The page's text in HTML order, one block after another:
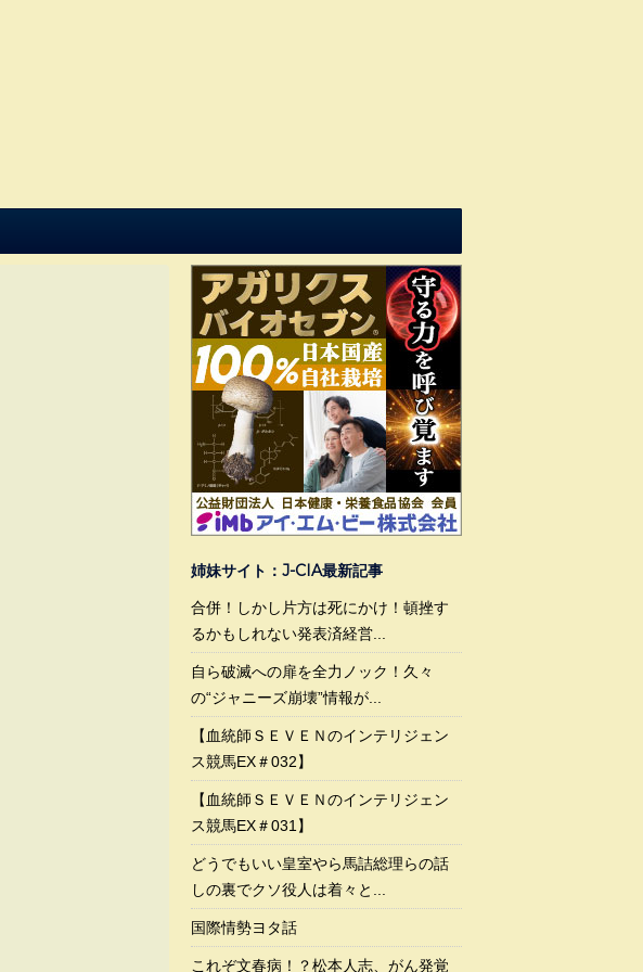
姉妹サイト：J-CIA最新記事
合併！しかし片方は死にかけ！頓挫す
るかもしれない発表済経営...
自ら破滅への扉を全力ノック！久々
の“ジャニーズ崩壊”情報が...
【血統師ＳＥＶＥＮのインテリジェン
ス競馬EX＃032】
【血統師ＳＥＶＥＮのインテリジェン
ス競馬EX＃031】
どうでもいい皇室やら馬詰総理らの話
しの裏でクソ役人は着々と...
国際情勢ヨタ話
これぞ文春病！？松本人志、がん発覚